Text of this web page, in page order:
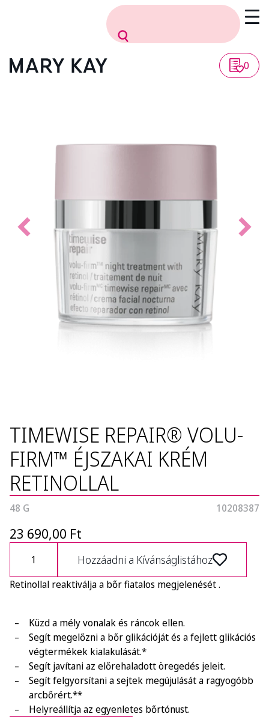
0
TIMEWISE REPAIR® VOLU-
FIRM™ ÉJSZAKAI KRÉM
RETINOLLAL
48 G 10208387
23 690,00 Ft
Hozzáadni a Kívánságlistához
Retinollal reaktiválja a bőr fiatalos megjelenését .
Küzd a mély vonalak és ráncok ellen.
Segít megelőzni a bőr glikációját és a fejlett glikációs
végtermékek kialakulását.*
Segít javítani az előrehaladott öregedés jeleit.
Segít felgyorsítani a sejtek megújulását a ragyogóbb
arcbőrért.**
Helyreállítja az egyenletes bőrtónust.